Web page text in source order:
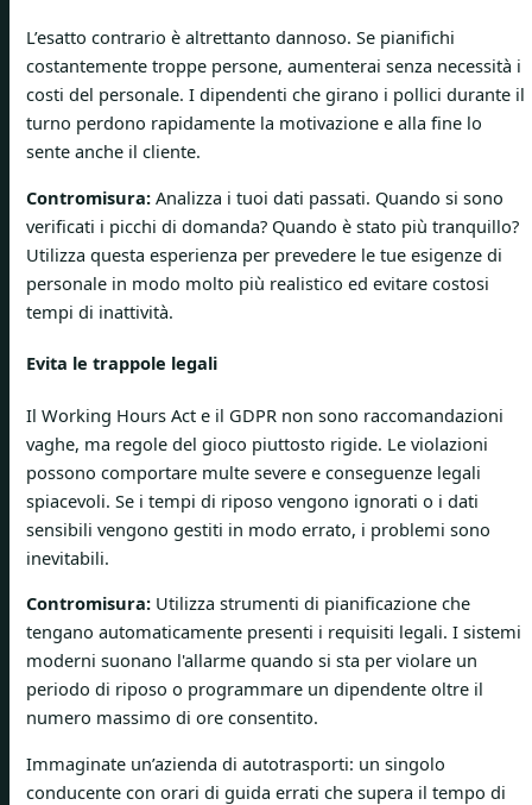
L’esatto contrario è altrettanto dannoso. Se pianifichi
costantemente troppe persone, aumenterai senza necessità i
costi del personale. I dipendenti che girano i pollici durante il
turno perdono rapidamente la motivazione e alla fine lo
sente anche il cliente.
Contromisura: Analizza i tuoi dati passati. Quando si sono
verificati i picchi di domanda? Quando è stato più tranquillo?
Utilizza questa esperienza per prevedere le tue esigenze di
personale in modo molto più realistico ed evitare costosi
tempi di inattività.
Evita le trappole legali
Il Working Hours Act e il GDPR non sono raccomandazioni
vaghe, ma regole del gioco piuttosto rigide. Le violazioni
possono comportare multe severe e conseguenze legali
spiacevoli. Se i tempi di riposo vengono ignorati o i dati
sensibili vengono gestiti in modo errato, i problemi sono
inevitabili.
Contromisura: Utilizza strumenti di pianificazione che
tengano automaticamente presenti i requisiti legali. I sistemi
moderni suonano l'allarme quando si sta per violare un
periodo di riposo o programmare un dipendente oltre il
numero massimo di ore consentito.
Immaginate un’azienda di autotrasporti: un singolo
conducente con orari di guida errati che supera il tempo di